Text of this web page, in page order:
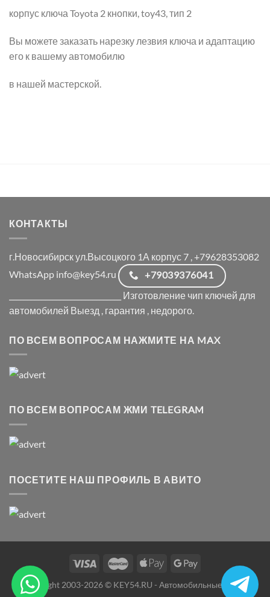
корпус ключа Toyota 2 кнопки, toy43, тип 2
Вы можете заказать нарезку лезвия ключа и адаптацию
его к вашему автомобилю
в нашей мастерской.
КОНТАКТЫ
г.Новосибирск ул.Высоцкого 1А корпус 7 , +79628353082
WhatsApp info@key54.ru
+79039376041
_______________________________ Изготовление чип ключей для
автомобилей Выезд , гарантия , недорого.
ПО ВСЕМ ВОПРОСАМ НАЖМИТЕ НА MAX
ПО ВСЕМ ВОПРОСАМ ЖМИ TELEGRAM
ПОСЕТИТЕ НАШ ПРОФИЛЬ В АВИТО
Copyright 2003-2026 © KEY54.RU - Автомобильные ключи